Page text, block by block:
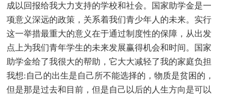
成以回报给我大力支持的学校和社会。国家助学金是一
项意义深远的政策，关系着我们青少年人的未来。实行
这一举措最重大的意义在于通过制度性的保障，从出发
点上为我们青年学生的未来发展赢得机会和时间。国家
助学金给了我很大的帮助，它大大减轻了我的家庭负担
我想:自己的出生是自己所不能选择的，物质是贫困的，
但是那是过去和目前，但是自己以后的人生方向是可以